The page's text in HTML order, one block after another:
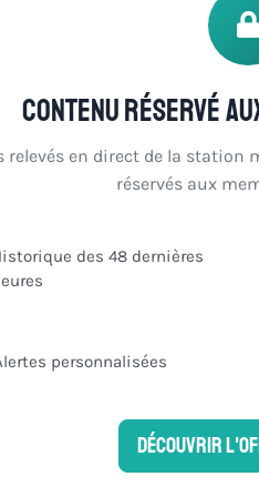
Contenu réservé
relevés en direct de la station
réservés aux
des 48 dernières
personnalisées
Découvrir